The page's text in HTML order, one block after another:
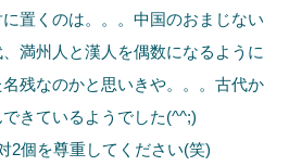
置くのは。。。中国のおまじない
満州人と漢人を偶数になるように
残なのかと思いきや。。。古代か
きているようでした(^^;)
2個を尊重してください(笑)